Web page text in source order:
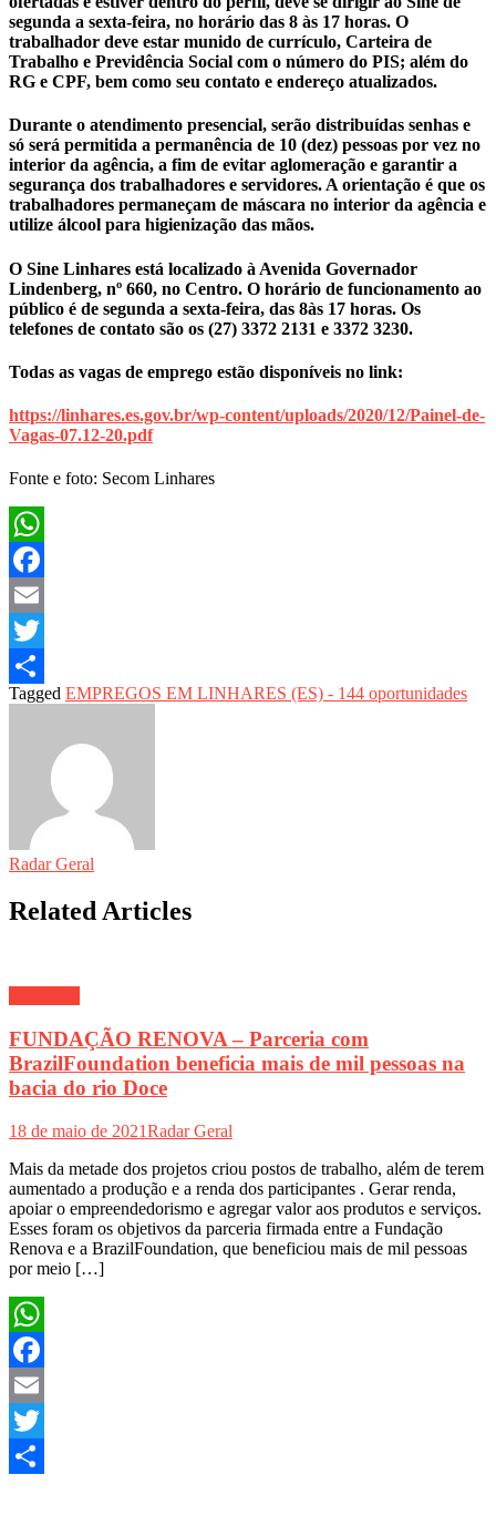
segunda a sexta-feira, no horário das 8 às 17 horas. O
trabalhador deve estar munido de currículo, Carteira de
Trabalho e Previdência Social com o número do PIS; além do
RG e CPF, bem como seu contato e endereço atualizados.
Durante o atendimento presencial, serão distribuídas senhas e
só será permitida a permanência de 10 (dez) pessoas por vez no
interior da agência, a fim de evitar aglomeração e garantir a
segurança dos trabalhadores e servidores. A orientação é que os
trabalhadores permaneçam de máscara no interior da agência e
utilize álcool para higienização das mãos.
O Sine Linhares está localizado à Avenida Governador
Lindenberg, nº 660, no Centro. O horário de funcionamento ao
público é de segunda a sexta-feira, das 8às 17 horas. Os
telefones de contato são os (27) 3372 2131 e 3372 3230.
Todas as vagas de emprego estão disponíveis no link:
https://linhares.es.gov.br/wp-content/uploads/2020/12/Painel-de-
Vagas-07.12-20.pdf
Fonte e foto: Secom Linhares
WhatsApp
Facebook
Email
Twitter
Share
Tagged EMPREGOS EM LINHARES (ES) - 144 oportunidades
Radar Geral
Related Articles
FUNDAÇÃO RENOVA – Parceria com
BrazilFoundation beneficia mais de mil pessoas na
bacia do rio Doce
18 de maio de 2021Radar Geral
Mais da metade dos projetos criou postos de trabalho, além de terem
aumentado a produção e a renda dos participantes . Gerar renda,
apoiar o empreendedorismo e agregar valor aos produtos e serviços.
Esses foram os objetivos da parceria firmada entre a Fundação
Renova e a BrazilFoundation, que beneficiou mais de mil pessoas
por meio […]
WhatsApp
Facebook
Email
Twitter